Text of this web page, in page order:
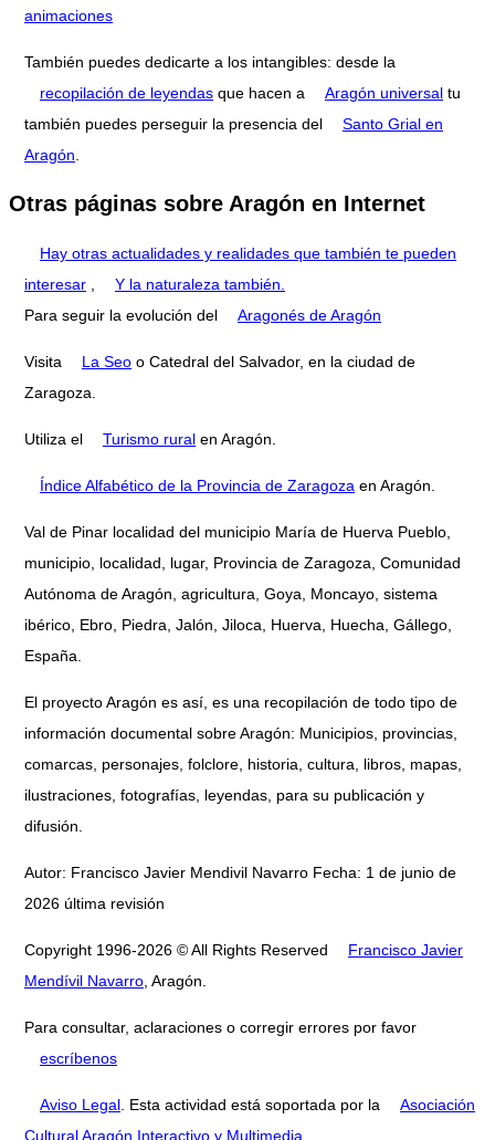
animaciones
También puedes dedicarte a los intangibles: desde la
recopilación de leyendas que hacen a Aragón universal tu
también puedes perseguir la presencia del
Santo Grial en
Aragón
Otras páginas sobre Aragón en Internet
Hay otras actualidades y realidades que también te pueden
interesar
Y la naturaleza también.
Para seguir la evolución del
Aragonés de Aragón
Visita La Seo o Catedral del Salvador, en la ciudad de
Zaragoza.
Utiliza el Turismo rural en Aragón.
Índice Alfabético de la Provincia de Zaragoza en Aragón.
Val de Pinar localidad del municipio María de Huerva Pueblo,
municipio, localidad, lugar, Provincia de Zaragoza, Comunidad
Autónoma de Aragón, agricultura, Goya, Moncayo, sistema
ibérico, Ebro, Piedra, Jalón, Jiloca, Huerva, Huecha, Gállego,
España.
El proyecto Aragón es así, es una recopilación de todo tipo de
información documental sobre Aragón: Municipios, provincias,
comarcas, personajes, folclore, historia, cultura, libros, mapas,
ilustraciones, fotografías, leyendas, para su publicación y
difusión.
Autor: Francisco Javier Mendivil Navarro Fecha: 1 de junio de
2026 última revisión
Copyright 1996-2026 © All Rights Reserved
Francisco Javier
Mendívil Navarro , Aragón.
Para consultar, aclaraciones o corregir errores por favor
escríbenos
Aviso Legal . Esta actividad está soportada por la
Asociación
Cultural Aragón Interactivo y Multimedia